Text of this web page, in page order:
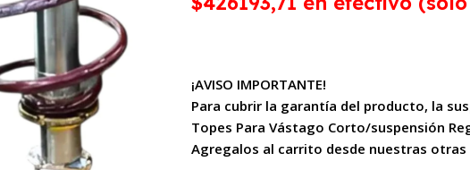
¡AVISO IMPORTANTE!
Para cubrir la garantía del producto, la
Topes Para Vástago Corto/suspensión
Agregalos al carrito desde nuestras otras